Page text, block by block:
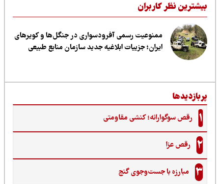
نظر کاربران
ممنوعیت رسمی آفرودسواری در جنگل‌ها و کویرهای
ایران؛ جزییات ابلاغیه جدید سازمان منابع طبیعی
رقص سوگوارانه؛ کنشی مقاومتی
رقص عزا
مبارزه با جست‌وجوی گنج‌